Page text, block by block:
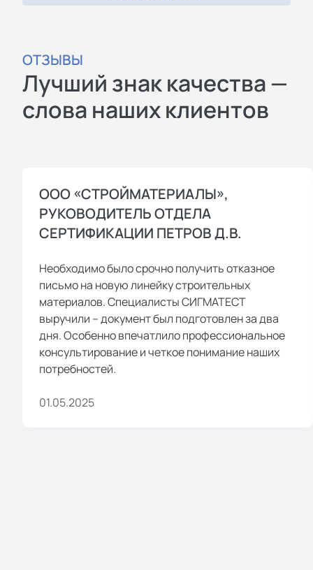
ОТЗЫВЫ
Лучший знак качества —
слова наших клиентов
ООО «СТРОЙМАТЕРИАЛЫ»,
РУКОВОДИТЕЛЬ ОТДЕЛА
СЕРТИФИКАЦИИ ПЕТРОВ Д.В.
Необходимо было срочно получить отказное
письмо на новую линейку строительных
материалов. Специалисты СИГМАТЕСТ
выручили – документ был подготовлен за два
дня. Особенно впечатлило профессиональное
консультирование и четкое понимание наших
потребностей.
01.05.2025